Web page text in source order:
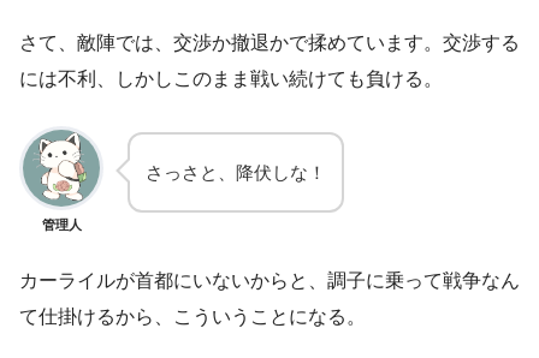
さて、敵陣では、交渉か撤退かで揉めています。交渉する
には不利、しかしこのまま戦い続けても負ける。
管理人
さっさと、降伏しな！
カーライルが首都にいないからと、調子に乗って戦争なん
て仕掛けるから、こういうことになる。